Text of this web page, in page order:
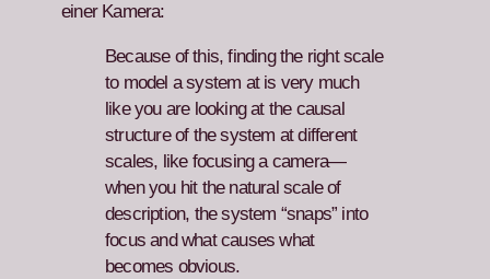
ein­er Kam­era:
Because of this, find­ing the right scale
to mod­el a sys­tem at is very much
like you are look­ing at the causal
struc­ture of the sys­tem at dif­fer­ent
scales, like focus­ing a cam­era—
when you hit the nat­ur­al scale of
descrip­tion, the sys­tem “snaps” into
focus and what caus­es what
becomes obvi­ous.